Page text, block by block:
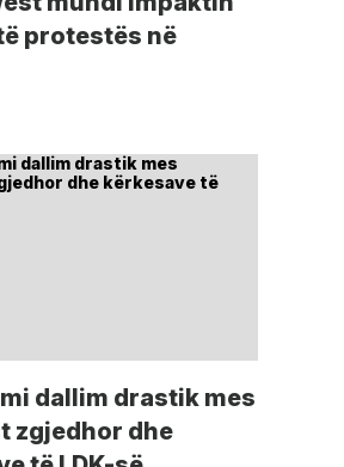
protestës në
dallim drastik mes
zgjedhor dhe